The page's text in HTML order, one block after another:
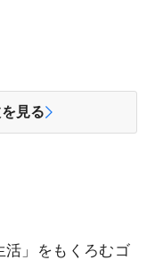
見る
活」をもくろむゴ